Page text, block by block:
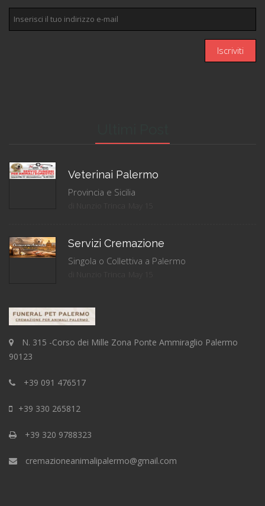
Veterinai Palermo
Provincia e Sicilia
Servizi Cremazione
Singola o Collettiva a Palermo
N. 315 -Corso dei Mille Zona Ponte Ammiraglio Palermo
90123
+39 091 476517
+39 330 265812
+39 320 9788323
cremazioneanimalipalermo@gmail.com